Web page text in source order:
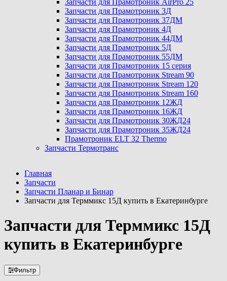
Запчасти для Прамотроник AirPro 25
Запчасти для Прамотроник 3Д
Запчасти для Прамотроник 37ДМ
Запчасти для Прамотроник 4Д
Запчасти для Прамотроник 44ДМ
Запчасти для Прамотроник 5Д
Запчасти для Прамотроник 55ДМ
Запчасти для Прамотроник 15 серия
Запчасти для Прамотроник Stream 90
Запчасти для Прамотроник Stream 120
Запчасти для Прамотроник Stream 160
Запчасти для Прамотроник 12ЖД
Запчасти для Прамотроник 16ЖД
Запчасти для Прамотроник 30ЖД24
Запчасти для Прамотроник 35ЖД24
Прамотроник ELT 32 Thermo
Запчасти Термотранс
Главная
Запчасти
Запчасти Планар и Бинар
Запчасти для Терммикс 15Д купить в Екатеринбурге
Запчасти для Терммикс 15Д
купить в Екатеринбурге
Фильтр